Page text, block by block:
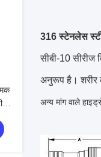
316 स्टेनलेस
सीबी-10
अनुरूप है।
अन्य मांग वाले